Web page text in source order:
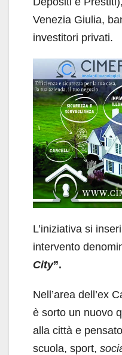
Venezia Giulia,
investitori privati.
L’iniziativa si
intervento
City”.
Nell’area dell’ex
è sorto un nuovo
alla città e
scuola, sport,